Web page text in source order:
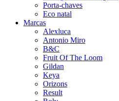
Porta-chaves
Eco natal
Marcas
Alexluca
Antonio Miro
B&C
Fruit Of The Loom
Gildan
Keya
Orizons
Result